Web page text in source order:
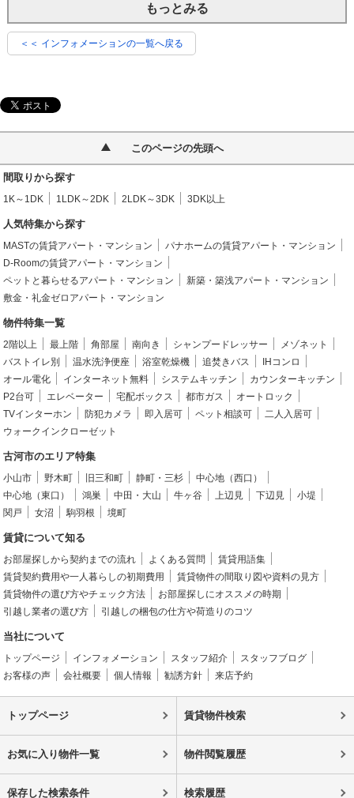
もっとみる
＜＜ インフォメーションの一覧へ戻る
このページの先頭へ
間取りから探す
1K～1DK 1LDK～2DK 2LDK～3DK 3DK以上
人気特集から探す
MASTの賃貸アパート・マンション
パナホームの賃貸アパート・マンション
D-Roomの賃貸アパート・マンション
ペットと暮らせるアパート・マンション
新築・築浅アパート・マンション
敷金・礼金ゼロアパート・マンション
物件特集一覧
2階以上 最上階 角部屋 南向き シャンプードレッサー
メゾネット
バストイレ別
温水洗浄便座 浴室乾燥機 追焚きバス
IHコンロ
オール電化
インターネット無料 システムキッチン
カウンターキッチン
P2台可
エレベーター 宅配ボックス 都市ガス
オートロック
TVインターホン
防犯カメラ 即入居可 ペット相談可
二人入居可
ウォークインクローゼット
古河市のエリア特集
小山市 野木町 旧三和町 静町・三杉
中心地（西口）
中心地（東口）
鴻巣 中田・大山 牛ヶ谷 上辺見 下辺見
小堤
関戸
女沼 駒羽根 境町
賃貸について知る
お部屋探しから契約までの流れ よくある質問
賃貸用語集
賃貸契約費用や一人暮らしの初期費用
賃貸物件の間取り図や資料の見方
賃貸物件の選び方やチェック方法
お部屋探しにオススメの時期
引越し業者の選び方
引越しの梱包の仕方や荷造りのコツ
当社について
トップページ インフォメーション スタッフ紹介
スタッフブログ
お客様の声
会社概要 個人情報 勧誘方針 来店予約
トップページ 賃貸物件検索
お気に入り物件一覧 物件閲覧履歴
保存した検索条件 検索履歴